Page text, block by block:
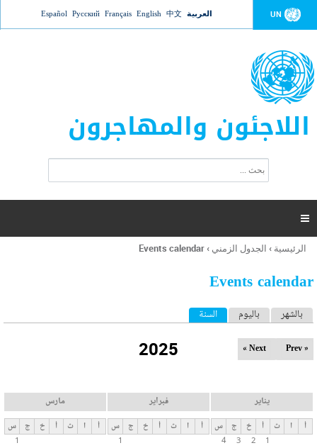
Jump to navigation UN العربية 中文
English
Français
Русский
Español
اللاجئون والمهاجرون
ت
ر
ل
ح
ب

أنت
هنا
الرئيسية › الجدول الزمني ›
Events calendar
Events calendar
ا
ل
ب
ب
ا
بالشهر باليوم السنة (علامة التبويب النشطة)
2025 « Prev
Next »
يناير
أ ا ث أ خ ج
س
1
2
3
4
فبراير
أ ا ث أ خ ج
س
1
مارس
أ ا ث أ خ ج
س
1